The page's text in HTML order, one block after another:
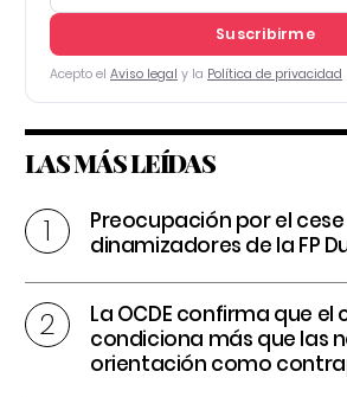
Suscribirme
Acepto el Aviso legal y la Política de privacidad
LAS MÁS LEÍDAS
Preocupación por el cese
dinamizadores de la FP
La OCDE confirma que
condiciona más que las
orientación como